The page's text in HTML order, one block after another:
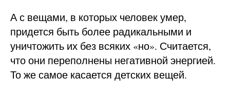
А с вещами, в которых человек умер,
придется быть более радикальными и
уничтожить их без всяких «но». Считается,
что они переполнены негативной энергией.
То же самое касается детских вещей.